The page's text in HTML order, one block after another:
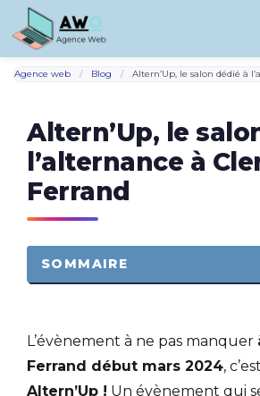
Agence web / Blog /
Altern’Up, le
l’alternance à
Ferrand
SOMMAIRE
L’évènement à ne pas manquer
Ferrand début mars 2024, c’est
Altern’Up ! Un évènement qui